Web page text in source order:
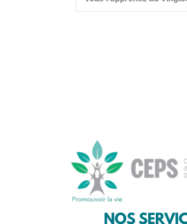
Vous l'apprenez au Vingt55